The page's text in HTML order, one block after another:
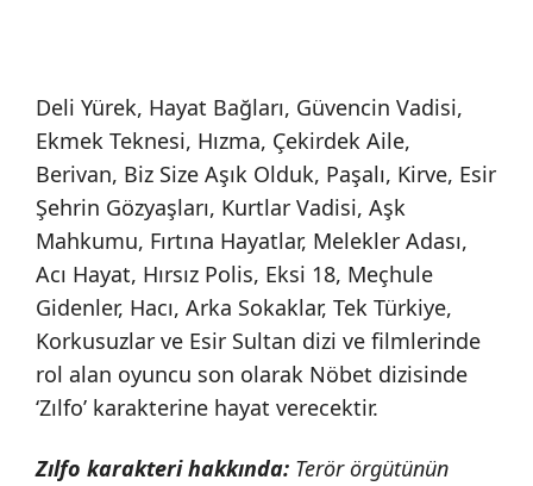
Deli Yürek, Hayat Bağları, Güvencin Vadisi,
Ekmek Teknesi, Hızma, Çekirdek Aile,
Berivan, Biz Size Aşık Olduk, Paşalı, Kirve, Esir
Şehrin Gözyaşları, Kurtlar Vadisi, Aşk
Mahkumu, Fırtına Hayatlar, Melekler Adası,
Acı Hayat, Hırsız Polis, Eksi 18, Meçhule
Gidenler, Hacı, Arka Sokaklar, Tek Türkiye,
Korkusuzlar ve Esir Sultan dizi ve filmlerinde
rol alan oyuncu son olarak Nöbet dizisinde
‘Zılfo’ karakterine hayat verecektir.
Zılfo karakteri hakkında: Terör örgütünün